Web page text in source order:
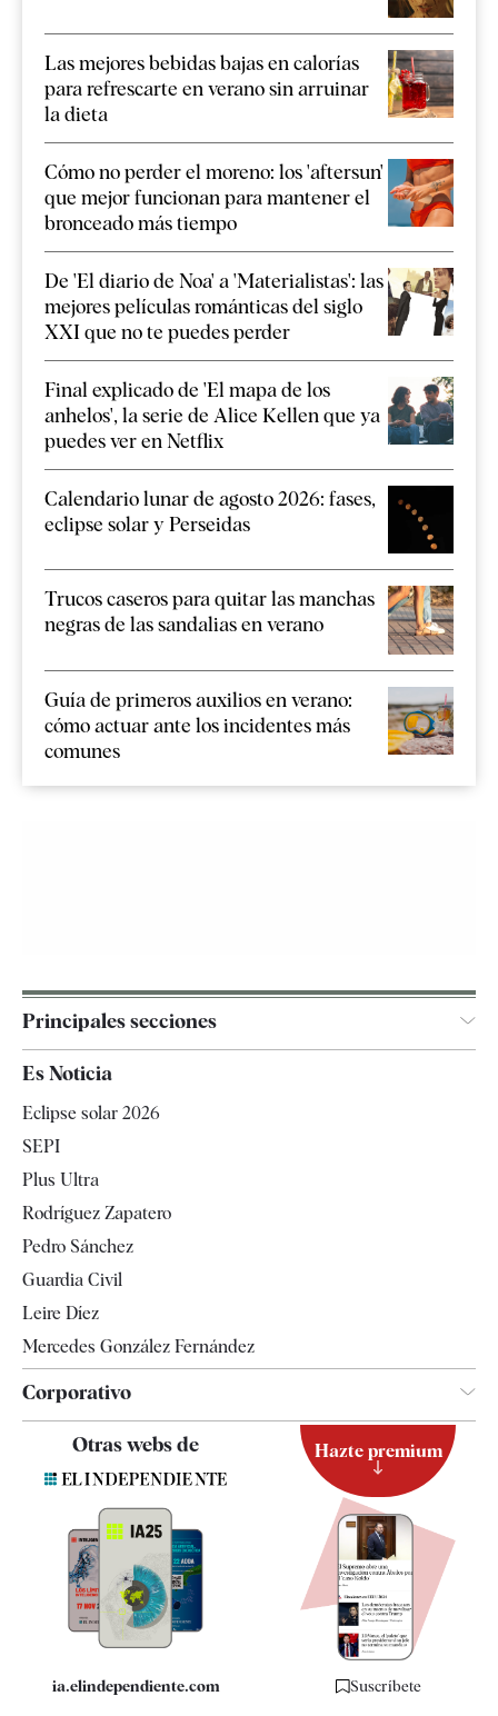
Las mejores bebidas bajas en calorías
para refrescarte en verano sin arruinar
la dieta
Cómo no perder el moreno: los 'aftersun'
que mejor funcionan para mantener el
bronceado más tiempo
De 'El diario de Noa' a 'Materialistas': las
mejores películas románticas del siglo
XXI que no te puedes perder
Final explicado de 'El mapa de los
anhelos', la serie de Alice Kellen que ya
puedes ver en Netflix
Calendario lunar de agosto 2026: fases,
eclipse solar y Perseidas
Trucos caseros para quitar las manchas
negras de las sandalias en verano
Guía de primeros auxilios en verano:
cómo actuar ante los incidentes más
comunes
Principales secciones
Internacional
Tendencias
Es Noticia
Eclipse solar 2026
SEPI
Plus Ultra
Rodríguez Zapatero
Pedro Sánchez
Guardia Civil
Leire Díez
Mercedes González Fernández
Corporativo
Quiénes somos
Especificaciones
Otras webs de
ia.elindependiente.com
Hazte premium
Suscríbete